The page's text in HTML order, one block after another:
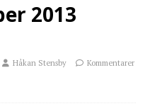
2013
Håkan Stensby
Kommentarer